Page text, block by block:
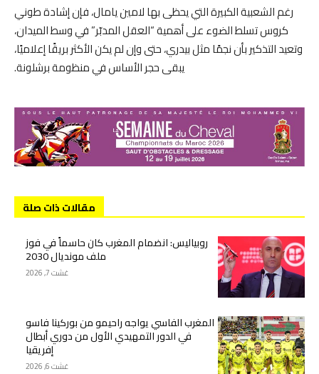
رغم الشعبية الكبيرة التي يحظى بها لامين يامال، فإن إشادة طوني
كروس تسلط الضوء على أهمية “العقل المدبّر” في وسط الميدان،
وتعيد التذكير بأن نجمًا مثل بيدري، حتى وإن لم يكن الأكثر بريقًا إعلاميًا،
يبقى حجر الأساس في منظومة برشلونة.
مقالات ذات صلة
روبياليس: انضمام المغرب كان حاسماً في فوز
ملف مونديال 2030
غشت 7, 2026
المغرب الفاسي يواجه راحيمو من بوركينا فاسو
في الدور التمهيدي الأول من دوري أبطال
إفريقيا
غشت 6, 2026